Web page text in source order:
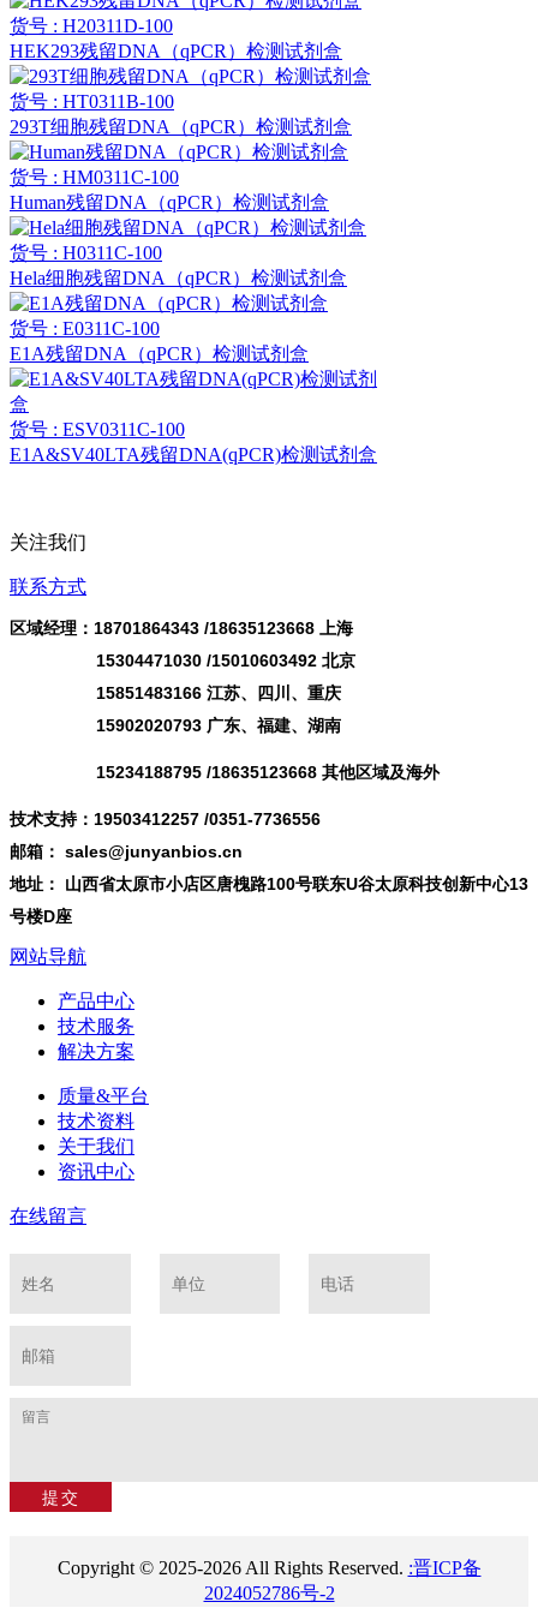
货号 : H20311D-100
HEK293残留DNA（qPCR）检测试剂盒
货号 : HT0311B-100
293T细胞残留DNA（qPCR）检测试剂盒
货号 : HM0311C-100
Human残留DNA（qPCR）检测试剂盒
货号 : H0311C-100
Hela细胞残留DNA（qPCR）检测试剂盒
货号 : E0311C-100
E1A残留DNA（qPCR）检测试剂盒
货号 : ESV0311C-100
E1A&SV40LTA残留DNA(qPCR)检测试剂盒
关注我们
联系方式
区域经理：18701864343 /18635123668 上海
15304471030 /15010603492 北京
15851483166 江苏、四川、重庆
15902020793 广东、福建、湖南
15234188795 /18635123668 其他区域及海外
技术支持：19503412257 /0351-7736556
邮箱： sales@junyanbios.cn
地址： 山西省太原市小店区唐槐路100号联东U谷太原科技创新中心13
号楼D座
网站导航
产品中心
技术服务
解决方案
质量&平台
技术资料
关于我们
资讯中心
在线留言
Copyright © 2025-2026 All Rights Reserved. :晋ICP备
2024052786号-2